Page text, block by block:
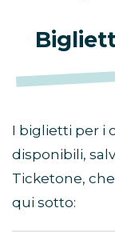
I biglietti per i
disponibili,
Ticketone,
qui sotto: